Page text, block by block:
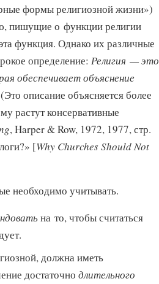
формы религиозной жизни»)
пишущие о функции религии
функция. Однако их различные
определение: Религия — это
обеспечивает объяснение
(Это описание объясняется более
растут консервативные
, Harper & Row, 1972, 1977, стр.
[Why Churches Should Not
необходимо учитывать.
на то, чтобы считаться
должна иметь
достаточно длительного